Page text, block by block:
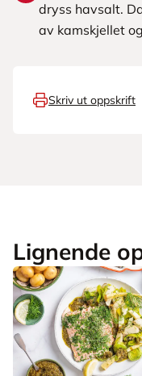
dryss havsalt.
av kamskjellet
Skriv ut oppskrift
Lignende